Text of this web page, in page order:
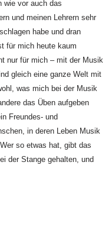
wie vor auch das
und meinen Lehrern sehr
habe und dran
für mich heute kaum
nur für mich – mit der Musik
gleich eine ganze Welt mit
was mich bei der Musik
das Üben aufgeben
Freundes- und
in deren Leben Musik
so etwas hat, gibt das
der Stange gehalten, und